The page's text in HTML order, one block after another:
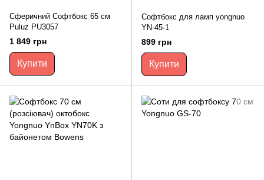
Сферичний Софтбокс 65 см
Puluz PU3057
1 849 грн
Купити
Софтбокс для ламп yongnuo
YN-45-1
899 грн
Купити